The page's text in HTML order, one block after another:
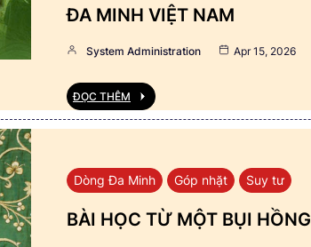
ĐA MINH VIỆT NAM
System Administration Apr 15, 2026
ĐỌC THÊM
Dòng Đa Minh Góp nhặt Suy tư
BÀI HỌC TỪ MỘT BỤI HỒNG